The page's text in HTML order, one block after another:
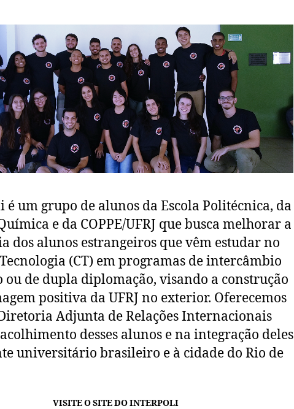
é um grupo de alunos da Escola Politécnica, da
e da COPPE/UFRJ que busca melhorar a
dos alunos estrangeiros que vêm estudar no
(CT) em programas de intercâmbio
ou de dupla diplomação, visando a construção
positiva da UFRJ no exterior. Oferecemos
Adjunta de Relações Internacionais
desses alunos e na integração deles
universitário brasileiro e à cidade do Rio de
VISITE O SITE DO INTERPOLI